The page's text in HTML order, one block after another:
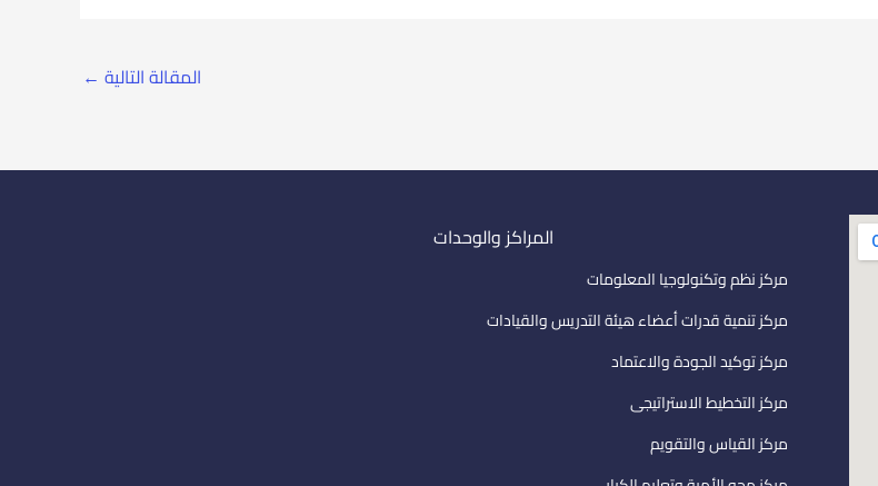
المقالة التالية ←
المراكز والوحدات
مركز نظم وتكنولوجيا المعلومات
مركز تنمية قدرات أعضاء هيئة التدريس والقيادات
مركز توكيد الجودة والاعتماد
مركز التخطيط الاستراتيجى
مركز القياس والتقويم